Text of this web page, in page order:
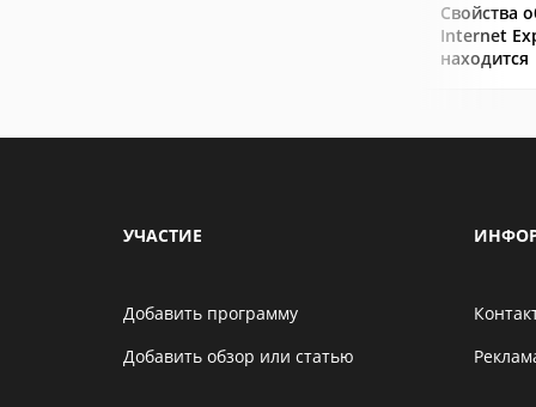
Свойства
Internet
находится
УЧАСТИЕ
Добавить программу
Добавить обзор или статью